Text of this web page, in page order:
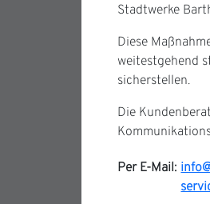
Stadtwerke
Diese
weitestgehend
sicherstellen.
Die
Per E-Mail: